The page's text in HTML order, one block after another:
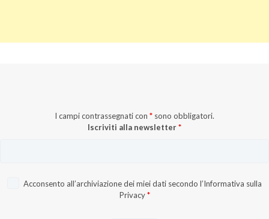
I campi contrassegnati con * sono obbligatori.
Iscriviti alla newsletter*
Acconsento all’archiviazione dei miei dati secondo l’Informativa sulla
Privacy *